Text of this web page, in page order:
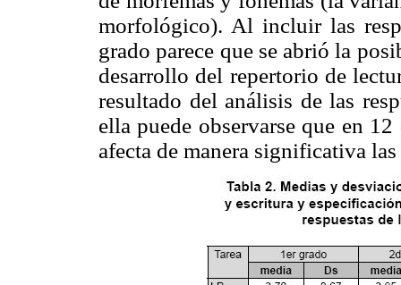
morfológico). Al incluir las
grado parece que se abrió la
desarrollo del repertorio de
resultado del análisis de las
ella puede observarse que en
afecta de manera significativa